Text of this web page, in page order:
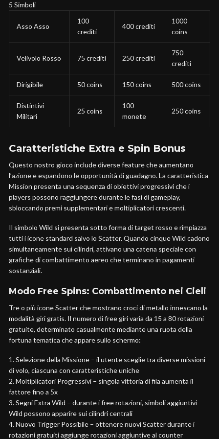
5 Simboli
Asso Asso
100
crediti
400 crediti
1000
coins
Velivolo Rosso 75 crediti 250 crediti
750
crediti
Dirigibile 50 coins 150 coins 500 coins
Distintivi
Militari
25 coins
100
monete
250 coins
Caratteristiche Extra e Spin Bonus
Questo nostro gioco include diverse feature che aumentano
l’azione e espandono le opportunità di guadagno. La caratteristica
Mission presenta una sequenza di obiettivi progressivi che i
players possono raggiungere durante le fasi di gameplay,
sbloccando premi supplementari e moltiplicatori crescenti.
Il simbolo Wild si presenta sotto forma di target rosso e rimpiazza
tutti i icone standard salvo lo Scatter. Quando cinque Wild cadono
simultaneamente sui cilindri, attivano una catena speciale con
grafiche di combattimento aereo che terminano in pagamenti
sostanziali.
Modo Free Spins: Combattimento nei Cieli
Tre o più icone Scatter che mostrano croci di metallo innescano la
modalità giri gratis. Il numero di free giri varia da 15 a 80 rotazioni
gratuite, determinato casualmente mediante una ruota della
fortuna tematica che appare sullo schermo:
Selezione della Missione – il utente sceglie tra diverse missioni
di volo, ciascuna con caratteristiche uniche
Moltiplicatori Progressivi – singola vittoria di fila aumenta il
fattore fino a 5x
Segni Extra Wild – durante i free rotazioni, simboli aggiuntivi
Wild possono apparire sui cilindri centrali
Nuovo Trigger Possibile – ottenere nuovi Scatter durante i
rotazioni gratuiti aggiunge rotazioni aggiuntive al counter